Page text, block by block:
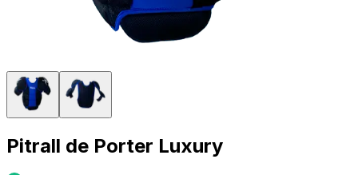
Pitrall de Porter Luxury